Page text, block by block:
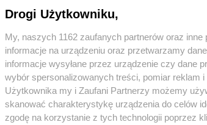
Polityka
Drogi Użytkowniku,
My, naszych 1162 zaufanych partnerów oraz
informacje na urządzeniu oraz przetwarzamy
informacje wysyłane przez urządzenie czy dane
wybór spersonalizowanych treści, pomiar reklam
Użytkownika my i Zaufani Partnerzy możemy
skanować charakterystykę urządzenia do celów
zgodę na korzystanie z tych technologii poprzez